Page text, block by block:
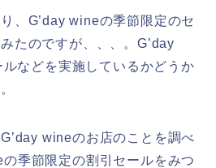
、G’day wineの季節限定のセ
たのですが、、、。G’day
などを実施しているかどうか
wineのお店のことを調べ
季節限定の割引セールをみつ